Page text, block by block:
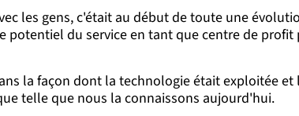
les gens, c'était au début de toute une
potentiel du service en tant que centre de profit
la façon dont la technologie était exploitée et
telle que nous la connaissons aujourd'hui.